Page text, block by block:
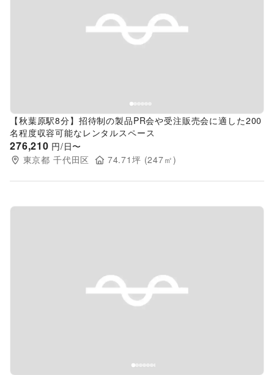
Previous slide
【秋葉原駅8分】招待制の製品PR会や受注販売会に適した200
名程度収容可能なレンタルスペース
276,210 円/日〜
東京都 千代田区 74.71 坪 (247㎡)
Previous slide